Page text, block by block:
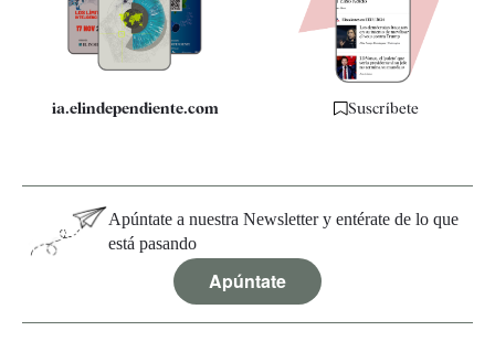
Especificaciones
ia.elindependiente.com Suscríbete
Apúntate a nuestra Newsletter y entérate de lo que
está pasando
Apúntate